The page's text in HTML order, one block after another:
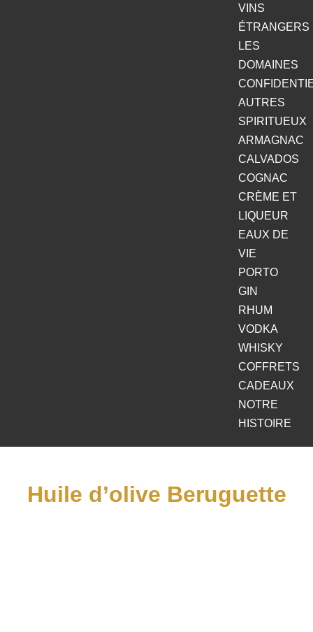
VINS
ÉTRANGERS
LES
DOMAINES
AUTRES
SPIRITUEUX
ARMAGNAC
CALVADOS
COGNAC
CRÈME ET
LIQUEUR
EAUX DE
VIE
PORTO
GIN
RHUM
VODKA
WHISKY
COFFRETS
CADEAUX
NOTRE
HISTOIRE
Huile d’olive Beruguette